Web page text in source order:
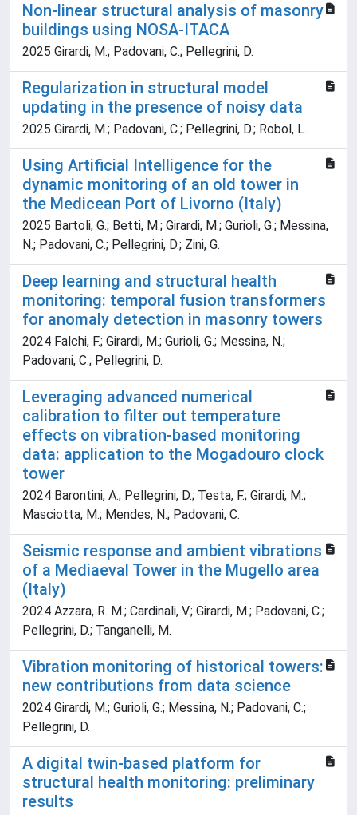
Non-linear structural analysis of masonry
buildings using NOSA-ITACA
2025 Girardi, M.; Padovani, C.; Pellegrini, D.
Regularization in structural model
updating in the presence of noisy data
2025 Girardi, M.; Padovani, C.; Pellegrini, D.; Robol, L.
Using Artificial Intelligence for the
dynamic monitoring of an old tower in
the Medicean Port of Livorno (Italy)
2025 Bartoli, G.; Betti, M.; Girardi, M.; Gurioli, G.; Messina,
N.; Padovani, C.; Pellegrini, D.; Zini, G.
Deep learning and structural health
monitoring: temporal fusion transformers
for anomaly detection in masonry towers
2024 Falchi, F.; Girardi, M.; Gurioli, G.; Messina, N.;
Padovani, C.; Pellegrini, D.
Leveraging advanced numerical
calibration to filter out temperature
effects on vibration-based monitoring
data: application to the Mogadouro clock
tower
2024 Barontini, A.; Pellegrini, D.; Testa, F.; Girardi, M.;
Masciotta, M.; Mendes, N.; Padovani, C.
Seismic response and ambient vibrations
of a Mediaeval Tower in the Mugello area
(Italy)
2024 Azzara, R. M.; Cardinali, V.; Girardi, M.; Padovani, C.;
Pellegrini, D.; Tanganelli, M.
Vibration monitoring of historical towers:
new contributions from data science
2024 Girardi, M.; Gurioli, G.; Messina, N.; Padovani, C.;
Pellegrini, D.
A digital twin-based platform for
structural health monitoring: preliminary
results